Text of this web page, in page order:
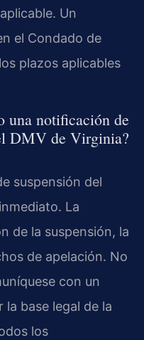
Un
el Condado de
plazos aplicables
una notificación de
DMV de Virginia?
suspensión del
La
de la suspensión, la
de apelación. No
con un
la base legal de la
los